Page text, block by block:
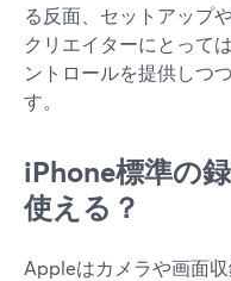
る反面、セットアップ
クリエイターにとって
ントロールを提供しつ
す。
iPhone標準の
使える？
Appleはカメラや画面